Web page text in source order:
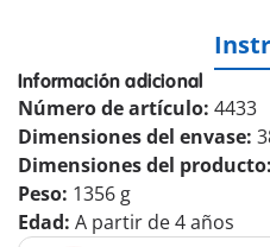
Información adicional
Número de artículo: 4433
Dimensiones del envase:
Dimensiones del producto:
Peso: 1356 g
Edad: A partir de 4 años